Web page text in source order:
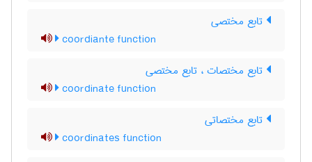
تابع مختصی
coordiante function
تابع مختصات ، تابع مختصی
coordinate function
تابع مختصاتی
coordinates function